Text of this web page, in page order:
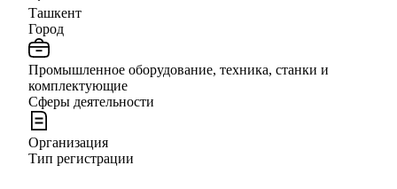
Ташкент
Город
Промышленное оборудование, техника, станки и
комплектующие
Сферы деятельности
Организация
Тип регистрации